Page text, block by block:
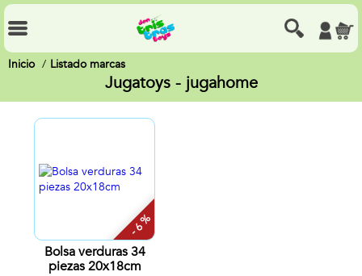
Inicio Listado marcas
Jugatoys - jugahome
- 6 %
Bolsa verduras 34
piezas 20x18cm